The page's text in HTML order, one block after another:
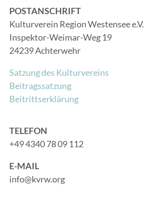
POSTANSCHRIFT
Kulturverein Region Westensee e.V.
Inspektor-Weimar-Weg 19
24239 Achterwehr
Satzung des Kulturvereins
Beitragssatzung
Beitrittserklärung
TELEFON
+49 4340 78 09 112
E-MAIL
info@kvrw.org